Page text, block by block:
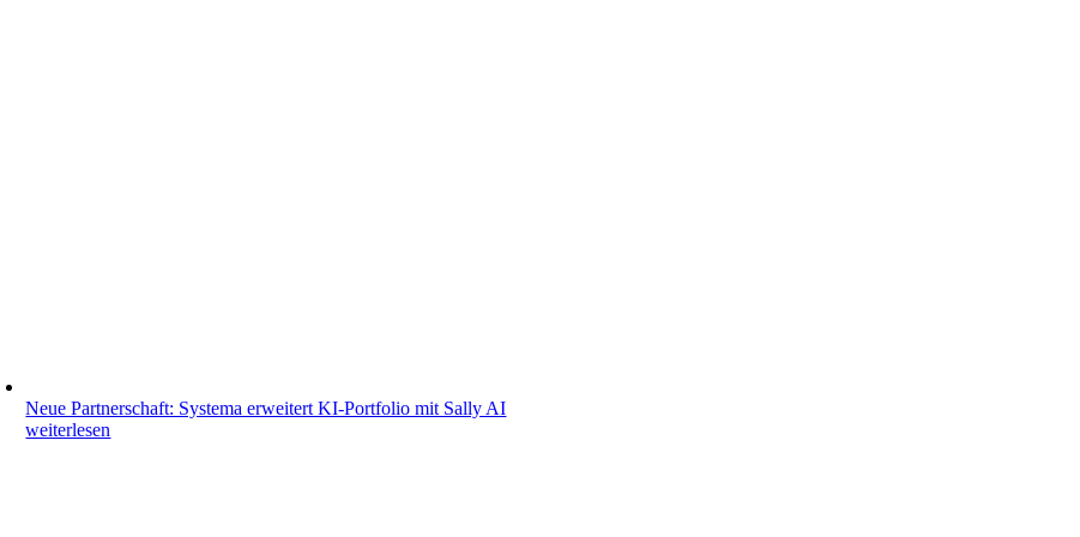
Neue Partnerschaft: Systema erweitert KI-Portfolio mit Sally AI
weiterlesen